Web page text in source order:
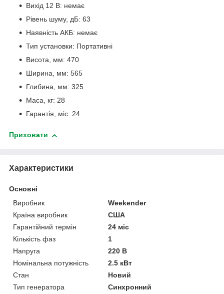
Вихід 12 В: немає
Рівень шуму, дБ: 63
Наявність АКБ: немає
Тип установки: Портативні
Висота, мм: 470
Ширина, мм: 565
Глибина, мм: 325
Маса, кг: 28
Гарантія, міс: 24
Приховати
Характеристики
Основні
Виробник
Weekender
Країна виробник
США
Гарантійний термін
24 міс
Кількість фаз
1
Напруга
220 В
Номінальна потужність
2.5 кВт
Стан
Новий
Тип генератора
Синхронний